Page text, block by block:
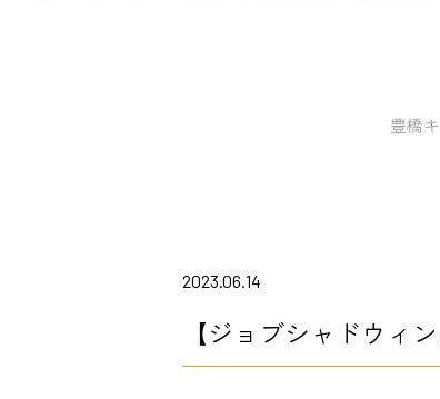
豊橋
2023.06.14
【ジョブシャドウィ